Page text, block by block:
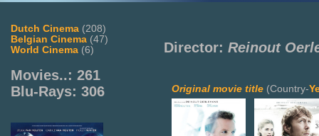
Dutch Cinema (208)
Belgian Cinema (47)
World Cinema (6)
Movies..: 261
Blu-Rays: 306
Director: Reinout
Original movie title (Country-